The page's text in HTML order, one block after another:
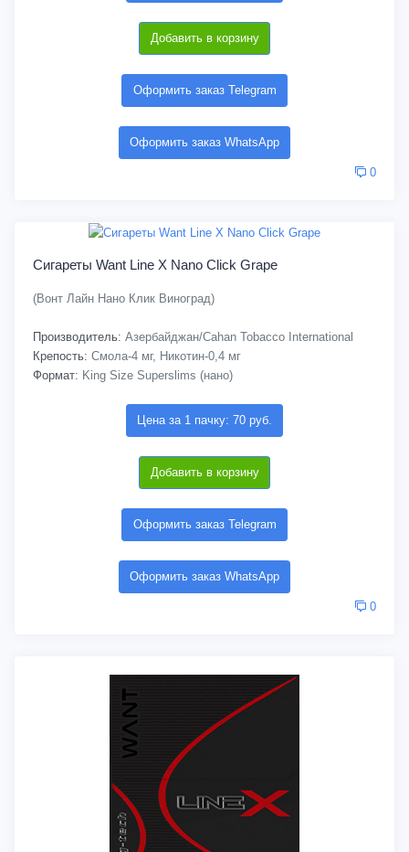
Добавить в корзину
Оформить заказ Telegram
Оформить заказ WhatsApp
0
Сигареты Want Line X Nano Click Grape
(Вонт Лайн Нано Клик Виноград)
Производитель: Азербайджан/Cahan Tobacco International
Крепость: Смола-4 мг, Никотин-0,4 мг
Формат: King Size Superslims (нано)
Цена за 1 пачку: 70 руб.
Добавить в корзину
Оформить заказ Telegram
Оформить заказ WhatsApp
0